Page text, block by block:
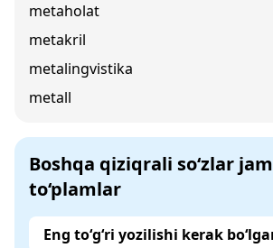
metaholat
metakril
metalingvistika
metall
Boshqa qiziqrali so‘zlar
to‘plamlar
Eng to‘g‘ri yozilishi kerak